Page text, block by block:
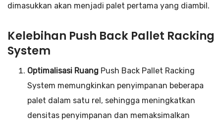
dimasukkan akan menjadi palet pertama yang diambil.
Kelebihan Push Back Pallet Racking
System
Optimalisasi Ruang Push Back Pallet Racking
System memungkinkan penyimpanan beberapa
palet dalam satu rel, sehingga meningkatkan
densitas penyimpanan dan memaksimalkan